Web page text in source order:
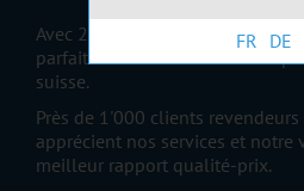
FR DE
Avec 25 ans d'expérience, Perret
parfaitement les tendances et
suisse.
Près de 1'000 clients
apprécient nos services et notre
meilleur rapport qualité-prix.